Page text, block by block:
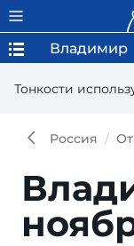
Тонкости
Владимир
Россия